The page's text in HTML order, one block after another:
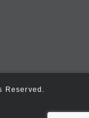
Reserved.